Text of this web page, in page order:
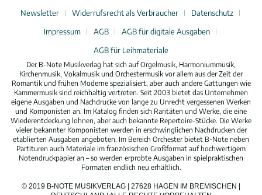
Newsletter
Widerrufsrecht als Verbraucher
Datenschutz
Impressum
AGB
AGB für digitale Ausgaben
AGB für Leihmateriale
Der B-Note Musikverlag hat sich auf Orgelmusik, Harmoniummusik,
Kirchenmusik, Vokalmusik und Orchestermusik vor allem aus der Zeit der
Romantik und frühen Moderne spezialisiert, aber auch andere Gattungen wie
Kammermusik sind reichhaltig vertreten. Seit 2003 bietet das Unternehmen
eigene Ausgaben und Nachdrucke von lange zu Unrecht vergessenen Werken
und Komponisten an. Im Katalog finden sich Raritäten und Werke, die eine
Wiederentdeckung lohnen, aber auch bekannte Repertoire-Stücke. Die Werke
vieler bekannter Komponisten werden in erschwinglichen Nachdrucken der
etablierten Ausgaben angeboten. Im Bereich Orchester bietet B-Note neben
Partituren auch Materiale im französischen Großformat auf hochwertigem
Notendruckpapier an – so werden erprobte Ausgaben in spielpraktischen
Formaten endlich neu erhältlich.
© 2019 B-NOTE MUSIKVERLAG | 27628 HAGEN IM BREMISCHEN |